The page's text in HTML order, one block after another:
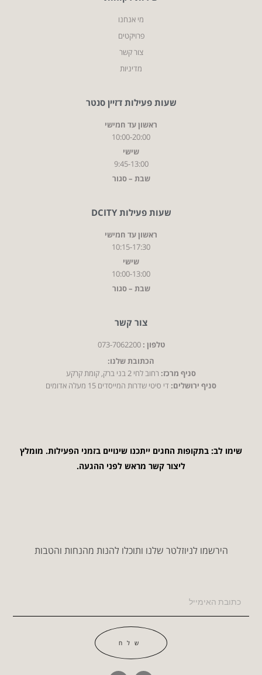
מי אנחנו
פרויקטים
צור קשר
מדיניות
שעות פעילות דזיין סנטר
ראשון עד חמישי
10:00-20:00
שישי
9:45-13:00
שבת – סגור
שעות פעילות DCITY
ראשון עד חמישי
10:15-17:30
שישי
10:00-13:00
שבת – סגור
צור קשר
טלפון : 073-7062200
הכתובת שלנו:
סניף מרכז: רחוב לחי 2 בני ברק, קומת קרקע
סניף ירושלים: די סיטי שדרות המייסדים 15 מעלה אדומים
שימו לב: בתקופות החגים ייתכנו שינויים בזמני הפעילות. מומלץ
ליצור קשר מראש לפני ההגעה.
הירשמו לניוזלטר שלנו ותוכלו להנות מהנחות והטבות
שלח